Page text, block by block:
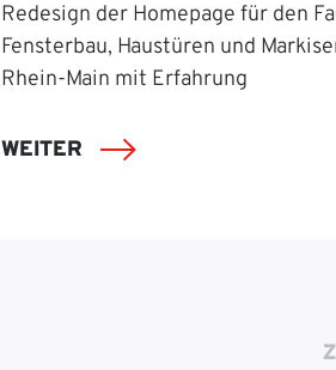
Redesign der Homepage für den
Fensterbau, Haustüren und
Rhein-Main mit Erfahrung
WEITER